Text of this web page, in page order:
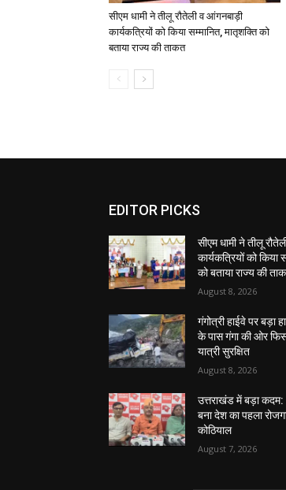
सीएम धामी ने तीलू रौतेली व आंगनबाड़ी
कार्यकत्रियों को किया सम्मानित, मातृशक्ति को
बताया राज्य की ताकत
EDITOR PICKS
सीएम धामी ने तीलू
कार्यकत्रियों को किया
को बताया राज्य की
August 8, 2026
गंगोत्री हाईवे पर बड़ा
के पास गंगा की ओर
यात्री सुरक्षित
August 8, 2026
उत्तराखंड में बड़ा कदम:
बना देश का पहला
कोठियाल
August 7, 2026